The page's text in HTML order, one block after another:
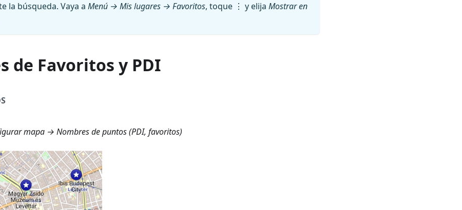
la búsqueda. Vaya a Menú → Mis lugares → Favoritos, toque ⋮ y elija Mostrar en
de Favoritos y PDI
mapa → Nombres de puntos (PDI, favoritos)